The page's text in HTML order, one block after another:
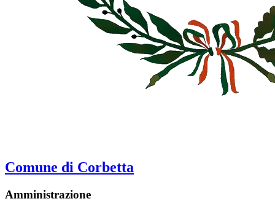
Comune di Corbetta
Amministrazione